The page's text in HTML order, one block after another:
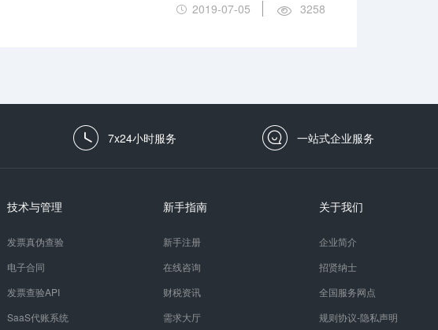
2019-07-05 3258
7x24小时服务 一站式企业服务
技术与管理
发票真伪查验
电子合同
发票查验API
SaaS代账系统
新手指南
新手注册
在线咨询
财税资讯
需求大厅
关于我们
企业简介
招贤纳士
全国服务网点
规则协议-隐私声明